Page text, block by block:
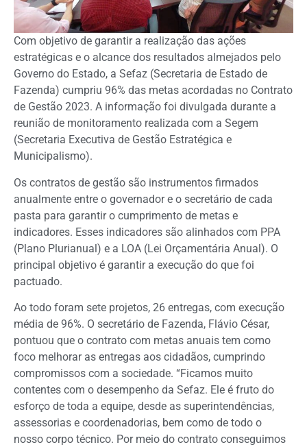
Com objetivo de garantir a realização das ações
estratégicas e o alcance dos resultados almejados pelo
Governo do Estado, a Sefaz (Secretaria de Estado de
Fazenda) cumpriu 96% das metas acordadas no Contrato
de Gestão 2023. A informação foi divulgada durante a
reunião de monitoramento realizada com a Segem
(Secretaria Executiva de Gestão Estratégica e
Municipalismo).
Os contratos de gestão são instrumentos firmados
anualmente entre o governador e o secretário de cada
pasta para garantir o cumprimento de metas e
indicadores. Esses indicadores são alinhados com PPA
(Plano Plurianual) e a LOA (Lei Orçamentária Anual). O
principal objetivo é garantir a execução do que foi
pactuado.
Ao todo foram sete projetos, 26 entregas, com execução
média de 96%. O secretário de Fazenda, Flávio César,
pontuou que o contrato com metas anuais tem como
foco melhorar as entregas aos cidadãos, cumprindo
compromissos com a sociedade. “Ficamos muito
contentes com o desempenho da Sefaz. Ele é fruto do
esforço de toda a equipe, desde as superintendências,
assessorias e coordenadorias, bem como de todo o
nosso corpo técnico. Por meio do contrato conseguimos